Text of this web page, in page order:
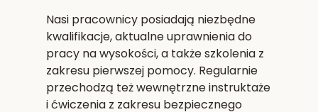
Nasi pracownicy posiadają niezbędne
kwalifikacje, aktualne uprawnienia do
pracy na wysokości, a także szkolenia z
zakresu pierwszej pomocy. Regularnie
przechodzą też wewnętrzne instruktaże
i ćwiczenia z zakresu bezpiecznego